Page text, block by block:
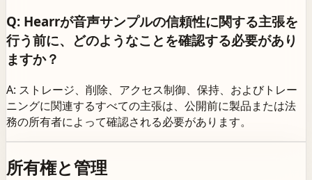
Q: Hearrが音声サンプルの信頼性に関する主張を
行う前に、どのようなことを確認する必要があり
ますか？
A: ストレージ、削除、アクセス制御、保持、およびトレー
ニングに関連するすべての主張は、公開前に製品または法
務の所有者によって確認される必要があります。
所有権と管理